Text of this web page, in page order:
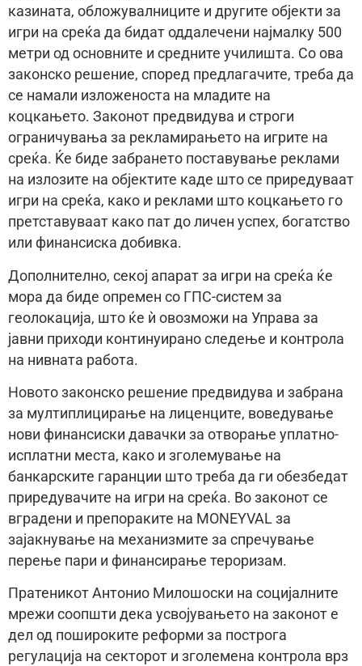
казината, обложувалниците и другите објекти за
игри на среќа да бидат оддалечени најмалку 500
метри од основните и средните училишта. Со ова
законско решение, според предлагачите, треба да
се намали изложеноста на младите на
коцкањето. Законот предвидува и строги
ограничувања за рекламирањето на игрите на
среќа. Ќе биде забрането поставување реклами
на излозите на објектите каде што се приредуваат
игри на среќа, како и реклами што коцкањето го
претставуваат како пат до личен успех, богатство
или финансиска добивка.
Дополнително, секој апарат за игри на среќа ќе
мора да биде опремен со ГПС-систем за
геолокација, што ќе ѝ овозможи на Управа за
јавни приходи континуирано следење и контрола
на нивната работа.
Новото законско решение предвидува и забрана
за мултиплицирање на лиценците, воведување
нови финансиски давачки за отворање уплатно-
исплатни места, како и зголемување на
банкарските гаранции што треба да ги обезбедат
приредувачите на игри на среќа. Во законот се
вградени и препораките на MONEYVAL за
зајакнување на механизмите за спречување
перење пари и финансирање тероризам.
Пратеникот Антонио Милошоски на социјалните
мрежи соопшти дека усвојувањето на законот е
дел од пошироките реформи за построга
регулација на секторот и зголемена контрола врз